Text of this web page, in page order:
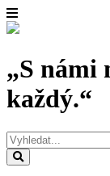
„S námi
každý.“